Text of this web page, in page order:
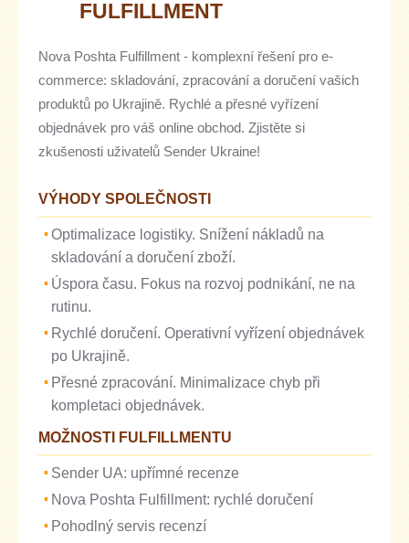
FULFILLMENT
Nova Poshta Fulfillment - komplexní řešení pro e-
commerce: skladování, zpracování a doručení vašich
produktů po Ukrajině. Rychlé a přesné vyřízení
objednávek pro váš online obchod. Zjistěte si
zkušenosti uživatelů Sender Ukraine!
VÝHODY SPOLEČNOSTI
Optimalizace logistiky. Snížení nákladů na
skladování a doručení zboží.
Úspora času. Fokus na rozvoj podnikání, ne na
rutinu.
Rychlé doručení. Operativní vyřízení objednávek
po Ukrajině.
Přesné zpracování. Minimalizace chyb při
kompletaci objednávek.
MOŽNOSTI FULFILLMENTU
Sender UA: upřímné recenze
Nova Poshta Fulfillment: rychlé doručení
Pohodlný servis recenzí